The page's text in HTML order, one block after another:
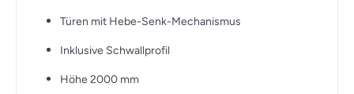
Türen mit Hebe-Senk-Mechanismus
Inklusive Schwallprofil
Höhe 2000 mm